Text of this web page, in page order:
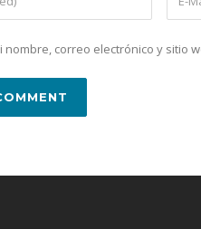
nombre, correo electrónico y sitio